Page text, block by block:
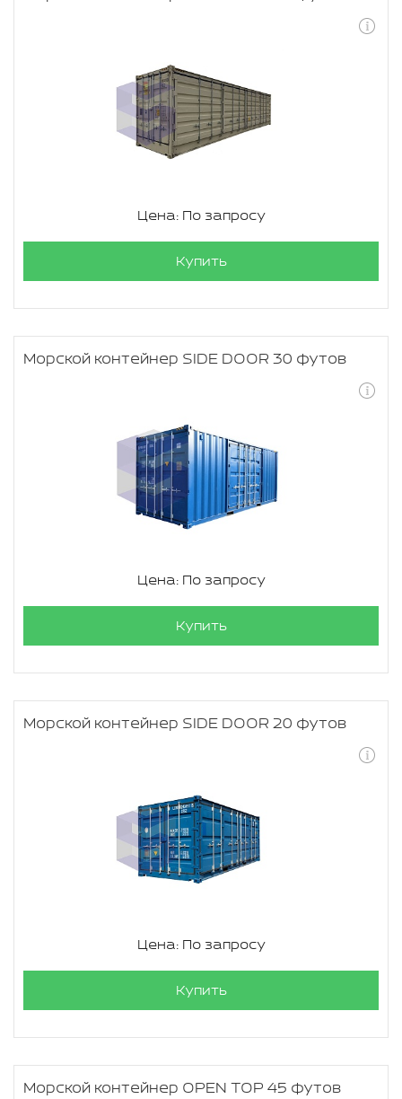
Цена: По запросу
Купить
Морской контейнер SIDE DOOR 30 футов
Цена: По запросу
Купить
Морской контейнер SIDE DOOR 20 футов
Цена: По запросу
Купить
Морской контейнер OPEN TOP 45 футов